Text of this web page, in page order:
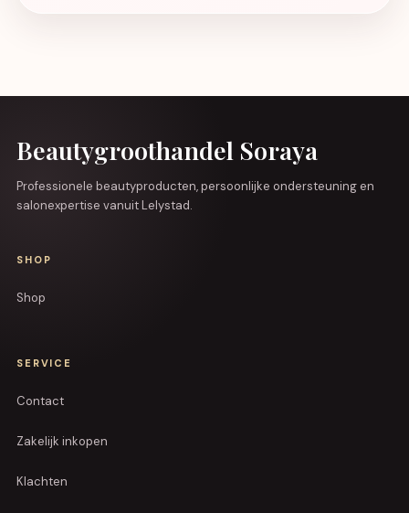
Beautygroothandel Soraya
Professionele beautyproducten, persoonlijke ondersteuning en
salonexpertise vanuit Lelystad.
SHOP
Shop
SERVICE
Contact
Zakelijk inkopen
Klachten